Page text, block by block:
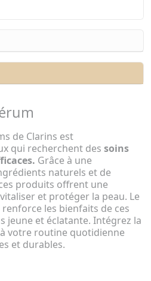
de Clarins est
qui recherchent des soins
Grâce à une
naturels et de
produits offrent une
et protéger la peau. Le
les bienfaits de ces
jeune et éclatante. Intégrez la
votre routine quotidienne
et durables.